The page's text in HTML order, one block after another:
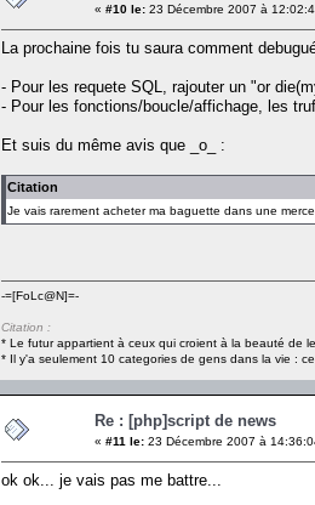
« #10 le: 23 Décembre 2007 à
La prochaine fois tu saura comment
- Pour les requete SQL, rajouter un "or
- Pour les fonctions/boucle/affichage, les
Et suis du même avis que _o_ :
Citation
Je vais rarement acheter ma baguette dans une
-=[FoLc@N]=-
Citation :
* Le futur appartient à ceux qui croient à la beauté de
* Il y'a seulement 10 categories de gens dans la vie :
Re : [php]script de news
« #11 le: 23 Décembre 2007 à
ok ok... je vais pas me battre...